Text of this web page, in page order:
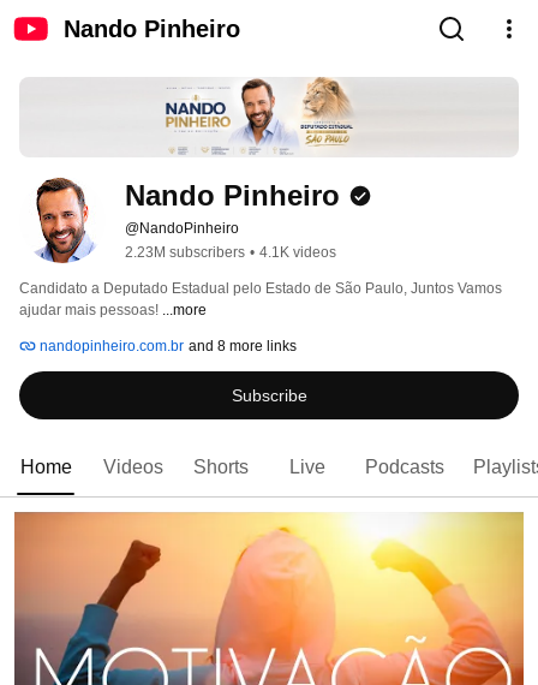
Nando Pinheiro
Nando Pinheiro
@NandoPinheiro
2.23M subscribers • 4.1K videos
Candidato a Deputado Estadual pelo Estado de São Paulo, Juntos Vamos
ajudar mais pessoas! ...more
nandopinheiro.com.br and 8 more links
Subscribe
Home Videos Shorts Live Podcasts